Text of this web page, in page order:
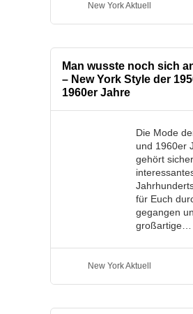
New York Aktuell
Man wusste noch sich
– New York Style der
1960er Jahre
Die Mode
und 1960er
gehört
für Euch
gegangen
großartige…
New York Aktuell